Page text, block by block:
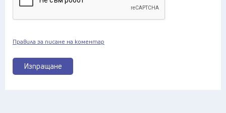
Изпращане
Правила за писане на коментар